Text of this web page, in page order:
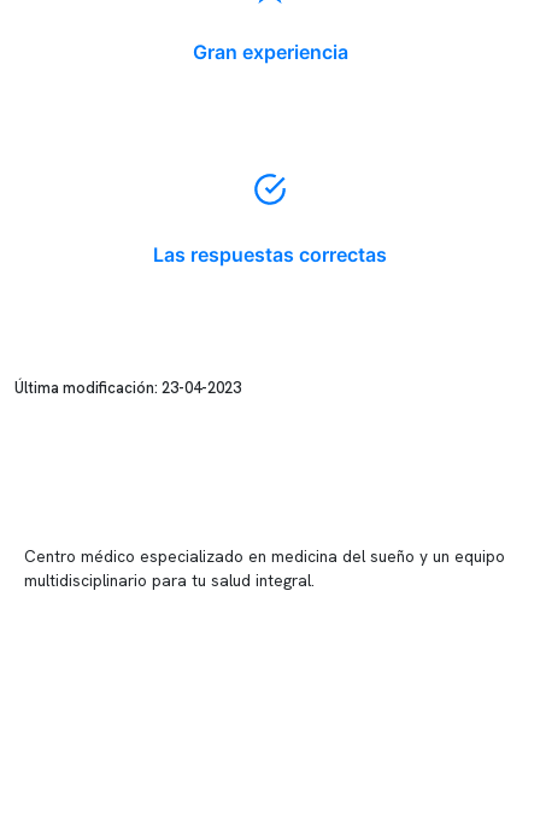
Gran experiencia
Las respuestas correctas
Última modificación: 23-04-2023
Centro médico especializado en medicina del sueño y un equipo
multidisciplinario para tu salud integral.